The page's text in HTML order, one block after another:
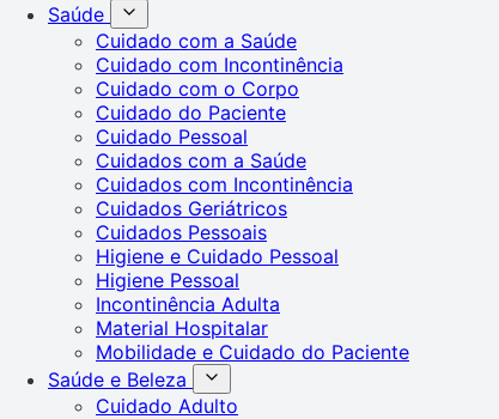
Saúde
Cuidado com a Saúde
Cuidado com Incontinência
Cuidado com o Corpo
Cuidado do Paciente
Cuidado Pessoal
Cuidados com a Saúde
Cuidados com Incontinência
Cuidados Geriátricos
Cuidados Pessoais
Higiene e Cuidado Pessoal
Higiene Pessoal
Incontinência Adulta
Material Hospitalar
Mobilidade e Cuidado do Paciente
Saúde e Beleza
Cuidado Adulto